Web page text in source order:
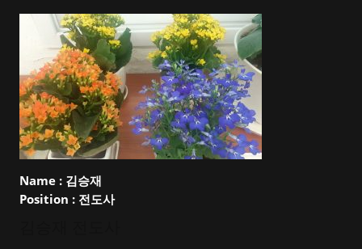
Name : 김승재
Position : 전도사